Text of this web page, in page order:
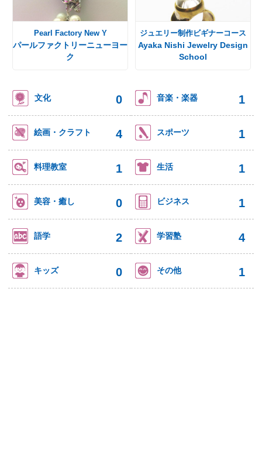
Pearl Factory New Y
パールファクトリーニューヨー
ク
ジュエリー制作ビギナーコース
Ayaka Nishi Jewelry Design
School
文化 0 音楽・楽器 1
絵画・クラフト 4 スポーツ 1
料理教室 1 生活 1
美容・癒し 0 ビジネス 1
語学 2 学習塾 4
キッズ 0 その他 1